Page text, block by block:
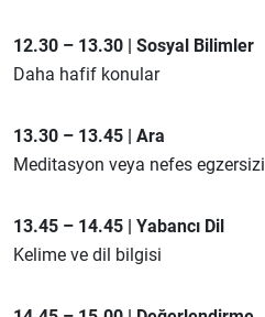
12.30 – 13.30 | Sosyal Bilimler
Daha hafif konular
13.30 – 13.45 | Ara
Meditasyon veya nefes egzersizi
13.45 – 14.45 | Yabancı Dil
Kelime ve dil bilgisi